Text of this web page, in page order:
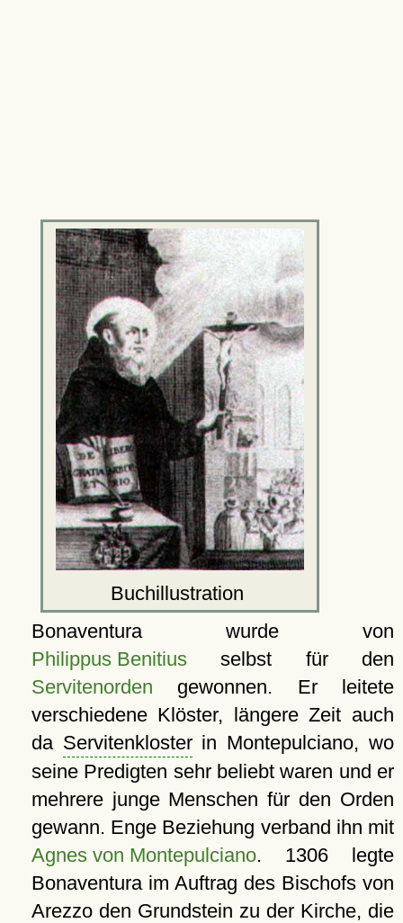
Buchillustration
Bonaventura wurde von
Philippus Benitiusselbst für den
Servitenorden gewonnen. Er leitete
verschiedene Klöster, längere Zeit auch
da Servitenklosterin Montepulciano, wo
seine Predigten sehr beliebt waren und er
mehrere junge Menschen für den Orden
gewann. Enge Beziehung verband ihn mit
Agnes von Montepulciano. 1306 legte
Bonaventura im Auftrag des Bischofs von
Arezzoden Grundstein zu der Kirche, die